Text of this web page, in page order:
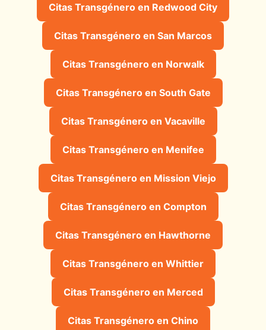
Citas Transgénero en Redwood City
Citas Transgénero en San Marcos
Citas Transgénero en Norwalk
Citas Transgénero en South Gate
Citas Transgénero en Vacaville
Citas Transgénero en Menifee
Citas Transgénero en Mission Viejo
Citas Transgénero en Compton
Citas Transgénero en Hawthorne
Citas Transgénero en Whittier
Citas Transgénero en Merced
Citas Transgénero en Chino